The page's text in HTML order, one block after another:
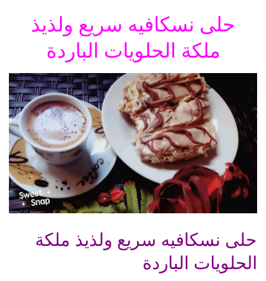
حلى نسكافيه سريع ولذيذ
ملكة الحلويات الباردة
حلى نسكافيه سريع ولذيذ ملكة
الحلويات الباردة